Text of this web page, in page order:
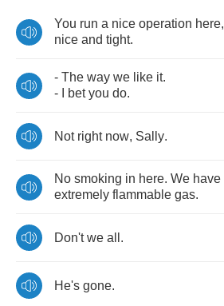
You run a nice operation here,
nice and tight.
- The way we like it.
-
bet you do.
Not right now, Sally.
No smoking in here. We have
extremely flammable gas.
Don't we all .
He's gone.